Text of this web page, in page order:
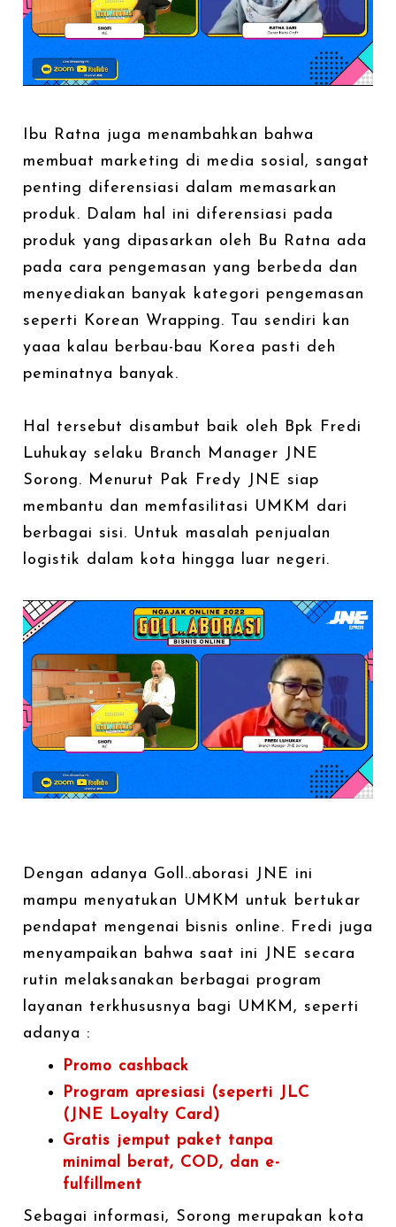
Ibu Ratna juga menambahkan bahwa
membuat marketing di media sosial, sangat
penting diferensiasi dalam memasarkan
produk. Dalam hal ini diferensiasi pada
produk yang dipasarkan oleh Bu Ratna ada
pada cara pengemasan yang berbeda dan
menyediakan banyak kategori pengemasan
seperti Korean Wrapping. Tau sendiri kan
yaaa kalau berbau-bau Korea pasti deh
peminatnya banyak.
Hal tersebut disambut baik oleh Bpk Fredi
Luhukay selaku Branch Manager JNE
Sorong. Menurut Pak Fredy JNE siap
membantu dan memfasilitasi UMKM dari
berbagai sisi. Untuk masalah penjualan
logistik dalam kota hingga luar negeri.
Dengan adanya Goll..aborasi JNE ini
mampu menyatukan UMKM untuk bertukar
pendapat mengenai bisnis online. Fredi juga
menyampaikan bahwa saat ini JNE secara
rutin melaksanakan berbagai program
layanan terkhususnya bagi UMKM, seperti
adanya :
Promo cashback
Program apresiasi (seperti JLC
(JNE Loyalty Card)
Gratis jemput paket tanpa
minimal berat, COD, dan e-
fulfillment
Sebagai informasi, Sorong merupakan kota